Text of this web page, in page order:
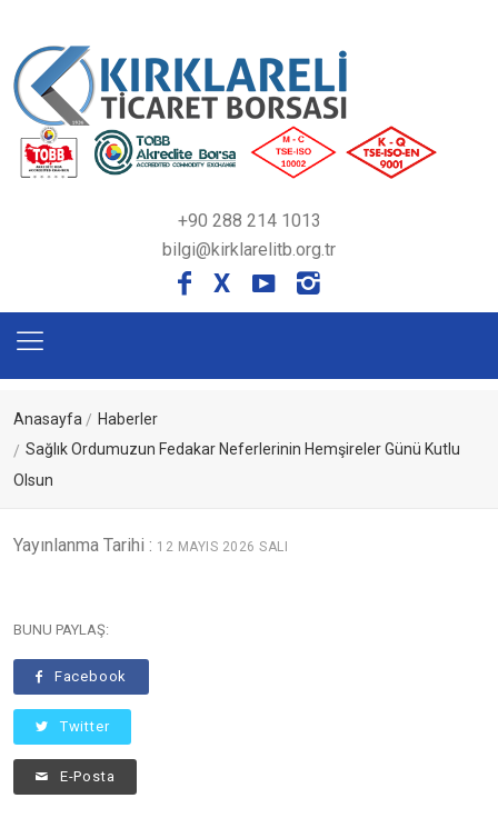
+90 288 214 1013
bilgi@kirklarelitb.org.tr
X
Anasayfa
Haberler
Sağlık Ordumuzun Fedakar Neferlerinin Hemşireler Günü Kutlu
Olsun
Yayınlanma Tarihi : 12 MAYIS 2026 SALI
BUNU PAYLAŞ:
Facebook
Twitter
E-Posta